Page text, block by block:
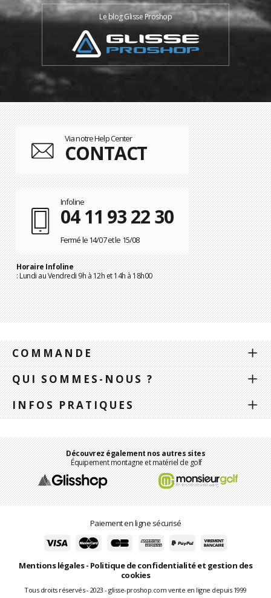
Le blog Glisse Proshop
Via notre Help Center
CONTACT
Infoline
04 11 93 22 30
Fermé le 14/07 et le 15/08
Horaire Infoline
: Lundi au Vendredi 9h à 12h et 14h à 18h00
COMMANDE
QUI SOMMES-NOUS ?
INFOS PRATIQUES
Découvrez également nos autres sites
Équipement montagne et matériel de golf
Paiement en ligne sécurisé
Mentions légales- Politique de confidentialité et gestion des
cookies
Tous droits réservés - 2023 - glisse-proshop.com vente en ligne depuis 1999